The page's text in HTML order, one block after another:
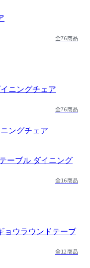
全76商品
全76商品
ングチェア
全16商品
全12商品